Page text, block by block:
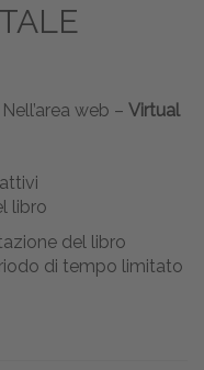
Nell’area web – Virtual
libro
del libro
di tempo limitato